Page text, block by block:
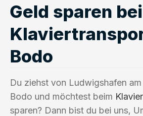
Geld sparen
Bodo
Du ziehst von Ludwigshafen am
Bodo und möchtest beim
sparen? Dann bist du bei uns,